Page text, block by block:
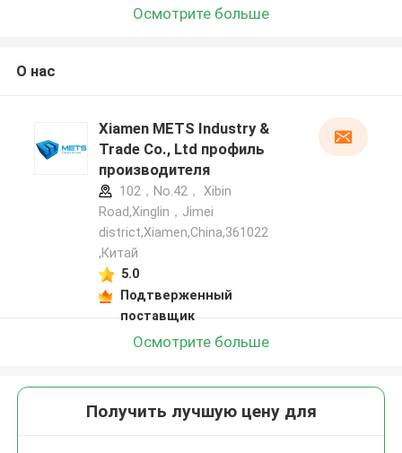
Осмотрите больше
О нас
Xiamen METS Industry &
Trade Co., Ltd профиль
производителя
102，No.42， Xibin
Road,Xinglin，Jimei
district,Xiamen,China,361022
,Китай
5.0
Подтверженный
поставщик
Осмотрите больше
Получить лучшую цену для